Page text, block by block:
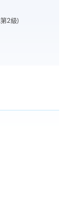
2級)
歷證明的